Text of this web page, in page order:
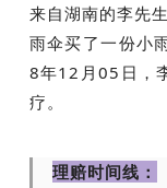
来自湖南的李先
雨伞买了一份小
8年12月05日，
疗。
理赔时间线：